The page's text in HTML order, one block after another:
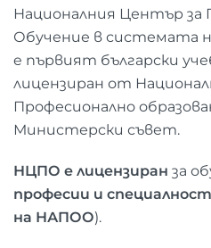
Националния Център за
Обучение в системата
e първият български
лицензиран от
Професионално
Министерски съвет.
НЦПО е лицензиран за
професии и
на НАПОО).